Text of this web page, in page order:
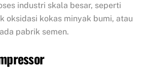
industri skala besar, seperti
oksidasi kokas minyak bumi, atau
pabrik semen.